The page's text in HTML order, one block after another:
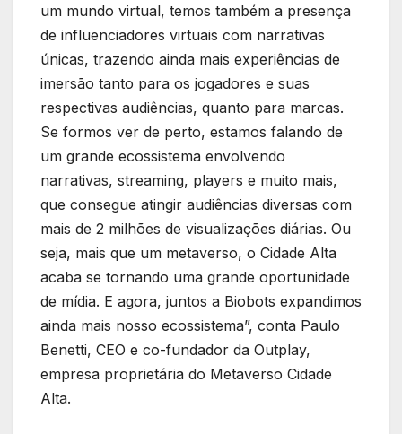
um mundo virtual, temos também a presença
de influenciadores virtuais com narrativas
únicas, trazendo ainda mais experiências de
imersão tanto para os jogadores e suas
respectivas audiências, quanto para marcas.
Se formos ver de perto, estamos falando de
um grande ecossistema envolvendo
narrativas, streaming, players e muito mais,
que consegue atingir audiências diversas com
mais de 2 milhões de visualizações diárias. Ou
seja, mais que um metaverso, o Cidade Alta
acaba se tornando uma grande oportunidade
de mídia. E agora, juntos a Biobots expandimos
ainda mais nosso ecossistema”, conta Paulo
Benetti, CEO e co-fundador da Outplay,
empresa proprietária do Metaverso Cidade
Alta.